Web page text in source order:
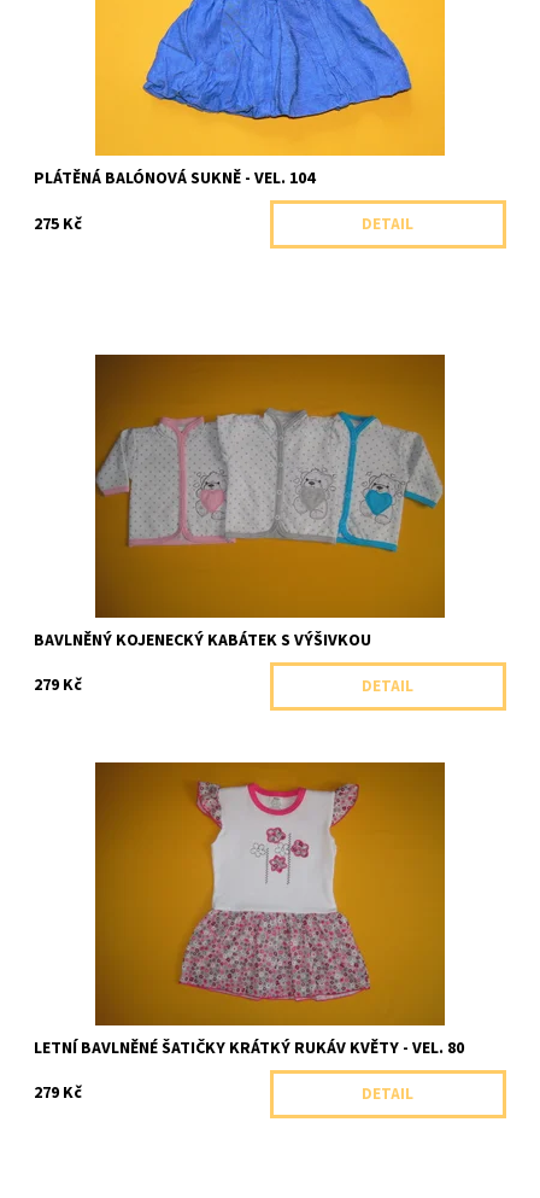
PLÁTĚNÁ BALÓNOVÁ SUKNĚ - VEL. 104
275 Kč
DETAIL
Dostupnost:
Skladem 1 ks
Arex, ČR
BAVLNĚNÝ KOJENECKÝ KABÁTEK S VÝŠIVKOU
279 Kč
DETAIL
Letní šatičky s volánkovými rukávy zdobené motivem kytiček.
Skladem 1 ks
LETNÍ BAVLNĚNÉ ŠATIČKY KRÁTKÝ RUKÁV KVĚTY - VEL. 80
279 Kč
DETAIL